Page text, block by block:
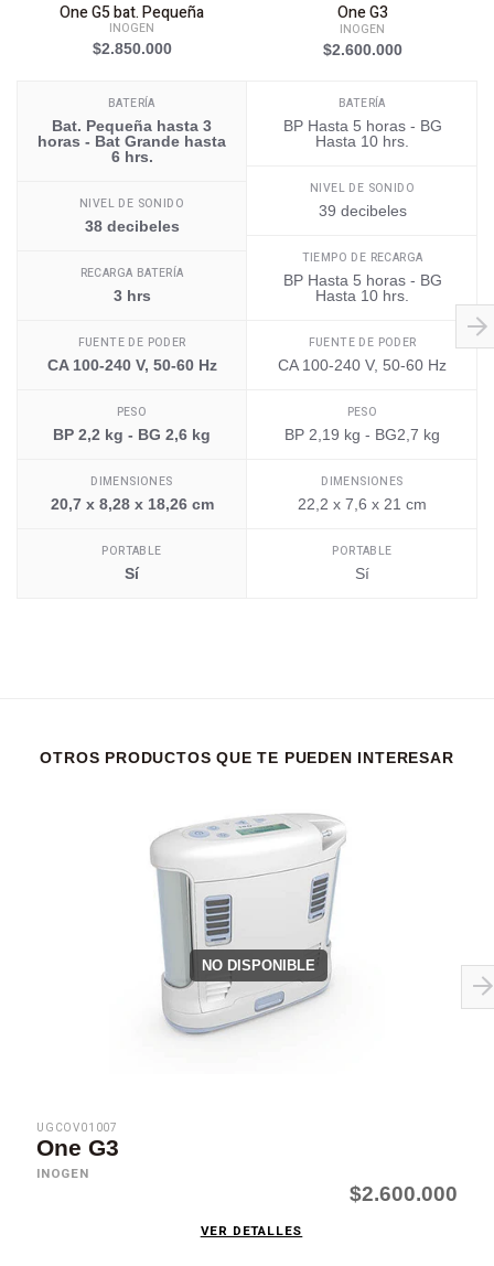
One G5 bat. Pequeña
INOGEN
$2.850.000
BATERÍA
Bat. Pequeña hasta 3
horas - Bat Grande hasta
6 hrs.
NIVEL DE SONIDO
38 decibeles
RECARGA BATERÍA
3 hrs
FUENTE DE PODER
CA 100-240 V, 50-60 Hz
PESO
BP 2,2 kg - BG 2,6 kg
DIMENSIONES
20,7 x 8,28 x 18,26 cm
PORTABLE
Sí
One G3
INOGEN
$2.600.000
BATERÍA
BP Hasta 5 horas - BG
Hasta 10 hrs.
NIVEL DE SONIDO
39 decibeles
TIEMPO DE RECARGA
BP Hasta 5 horas - BG
Hasta 10 hrs.
FUENTE DE PODER
CA 100-240 V, 50-60 Hz
PESO
BP 2,19 kg - BG2,7 kg
DIMENSIONES
22,2 x 7,6 x 21 cm
PORTABLE
Sí
OTROS PRODUCTOS QUE TE PUEDEN INTERESAR
NO DISPONIBLE
UGCOV01007
One G3
INOGEN
$2.600.000
VER DETALLES